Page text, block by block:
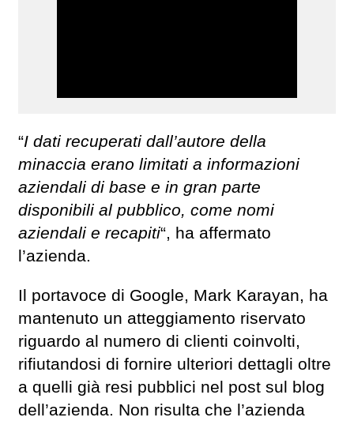
“I dati recuperati dall’autore della
minaccia erano limitati a informazioni
aziendali di base e in gran parte
disponibili al pubblico, come nomi
aziendali e recapiti“, ha affermato
l’azienda.
Il portavoce di Google, Mark Karayan, ha
mantenuto un atteggiamento riservato
riguardo al numero di clienti coinvolti,
rifiutandosi di fornire ulteriori dettagli oltre
a quelli già resi pubblici nel post sul blog
dell’azienda. Non risulta che l’azienda